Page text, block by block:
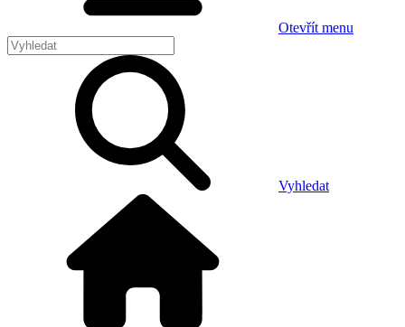
Otevřít menu
Vyhledat